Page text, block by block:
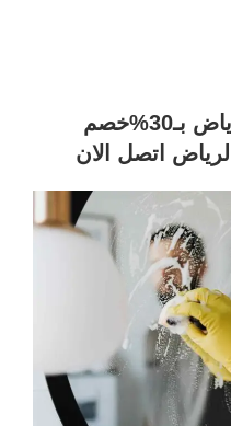
شركة تنظيف وتعقيم بالرياض بـ30%خصم
اتصل الان